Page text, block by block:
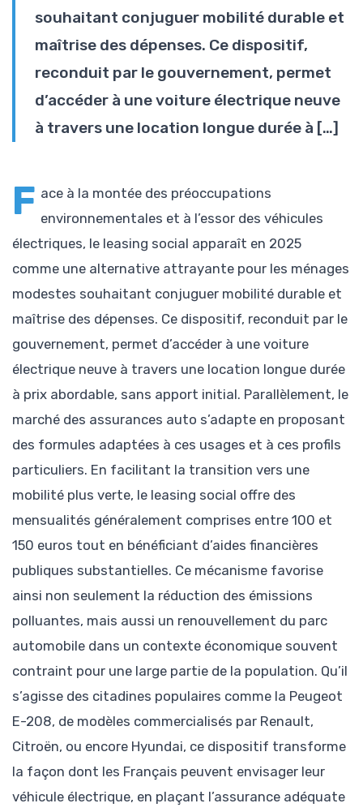
souhaitant conjuguer mobilité durable et
maîtrise des dépenses. Ce dispositif,
reconduit par le gouvernement, permet
d’accéder à une voiture électrique neuve
à travers une location longue durée à […]
F ace à la montée des préoccupations
environnementales et à l’essor des véhicules
électriques, le leasing social apparaît en 2025
comme une alternative attrayante pour les ménages
modestes souhaitant conjuguer mobilité durable et
maîtrise des dépenses. Ce dispositif, reconduit par le
gouvernement, permet d’accéder à une voiture
électrique neuve à travers une location longue durée
à prix abordable, sans apport initial. Parallèlement, le
marché des assurances auto s’adapte en proposant
des formules adaptées à ces usages et à ces profils
particuliers. En facilitant la transition vers une
mobilité plus verte, le leasing social offre des
mensualités généralement comprises entre 100 et
150 euros tout en bénéficiant d’aides financières
publiques substantielles. Ce mécanisme favorise
ainsi non seulement la réduction des émissions
polluantes, mais aussi un renouvellement du parc
automobile dans un contexte économique souvent
contraint pour une large partie de la population. Qu’il
s’agisse des citadines populaires comme la Peugeot
E-208, de modèles commercialisés par Renault,
Citroën, ou encore Hyundai, ce dispositif transforme
la façon dont les Français peuvent envisager leur
véhicule électrique, en plaçant l’assurance adéquate